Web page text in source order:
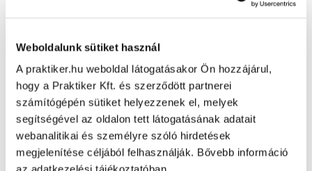
Weboldalunk sütiket használ
A praktiker.hu weboldal látogatásakor Ön hozzájárul,
hogy a Praktiker Kft. és szerződött partnerei
számítógépén sütiket helyezzenek el, melyek
segítségével az oldalon tett látogatásának adatait
webanalitikai és személyre szóló hirdetések
megjelenítése céljából felhasználják. Bővebb információ
Oldal újratöltése